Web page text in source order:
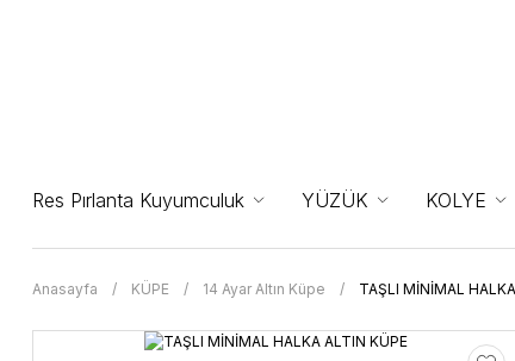
Res Pırlanta Kuyumculuk YÜZÜK KOLYE
Anasayfa KÜPE 14 Ayar Altın Küpe TAŞLI MİNİMAL